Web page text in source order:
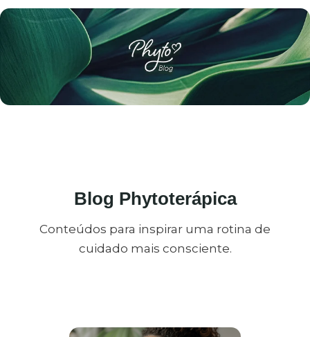
Blog Phytoterápica
Conteúdos para inspirar uma rotina de
cuidado mais consciente.